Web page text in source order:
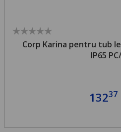
Corp Karina pentru tub
IP65
13237